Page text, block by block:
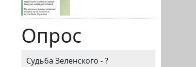
Опрос
Судьба Зеленского - ?